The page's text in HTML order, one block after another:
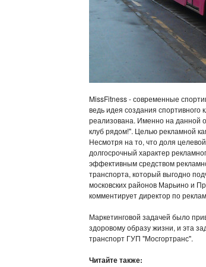
MissFitness - современные
ведь идея создания
реализована. Именно на данной
клуб рядом!". Целью рекламной
Несмотря на то, что доля
долгосрочный характер
эффективным средством
транспорта, который выгодно
московских районов Марьино и
комментирует директор по
Маркетинговой задачей было
здоровому образу жизни, и эта
транспорт ГУП "Мосгортранс".
Читайте также: